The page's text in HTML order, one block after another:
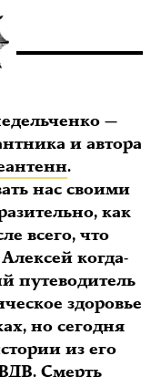
—
и автора
.
нас своими
как
всего, что
когда-
путеводитель
здоровье
но сегодня
из его
Смерть